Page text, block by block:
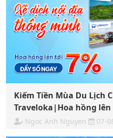
Kiếm Tiền Mùa Du Lịch
Traveloka|Hoa hồng lên
Ngoc Anh Nguyen 07-